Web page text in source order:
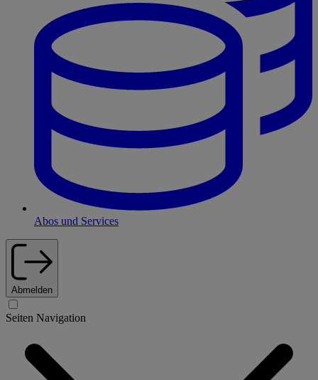
Abos und Services
Abmelden
Seiten Navigation